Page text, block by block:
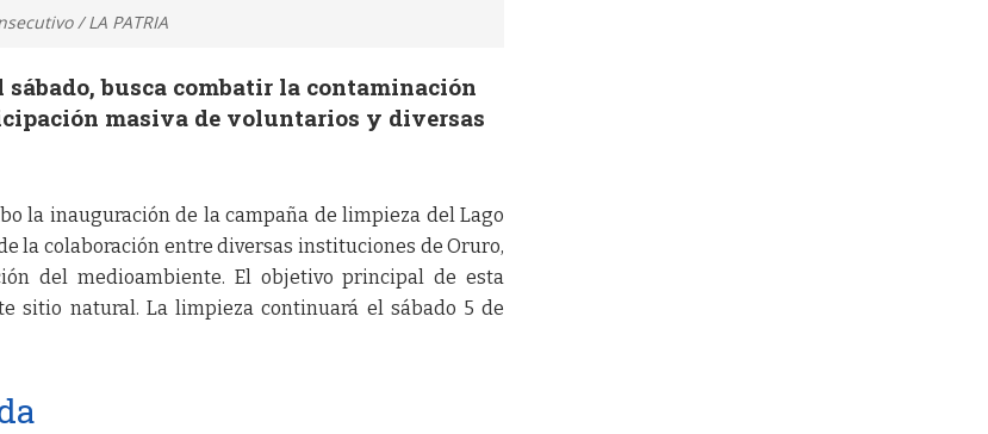
/ LA PATRIA
busca combatir la contaminación
masiva de voluntarios y diversas
la inauguración de la campaña de limpieza del Lago
la colaboración entre diversas instituciones de Oruro,
del medioambiente. El objetivo principal de esta
sitio natural. La limpieza continuará el sábado 5 de